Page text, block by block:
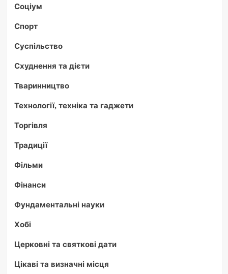
Соціум
Спорт
Суспільство
Схуднення та дієти
Тваринництво
Технології, техніка та гаджети
Торгівля
Традиції
Фільми
Фінанси
Фундаментальні науки
Хобі
Церковні та святкові дати
Цікаві та визначні місця